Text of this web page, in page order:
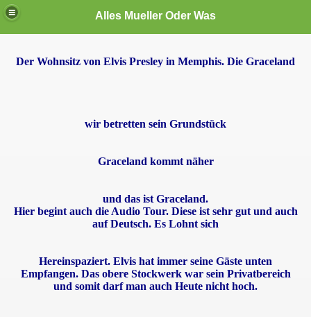
Alles Mueller Oder Was
Der Wohnsitz von Elvis Presley in Memphis. Die Graceland
wir betretten sein Grundstück
Graceland kommt näher
und das ist Graceland.
Hier begint auch die Audio Tour. Diese ist sehr gut und auch
auf Deutsch. Es Lohnt sich
Hereinspaziert. Elvis hat immer seine Gäste unten
Empfangen. Das obere Stockwerk war sein Privatbereich
und somit darf man auch Heute nicht hoch.